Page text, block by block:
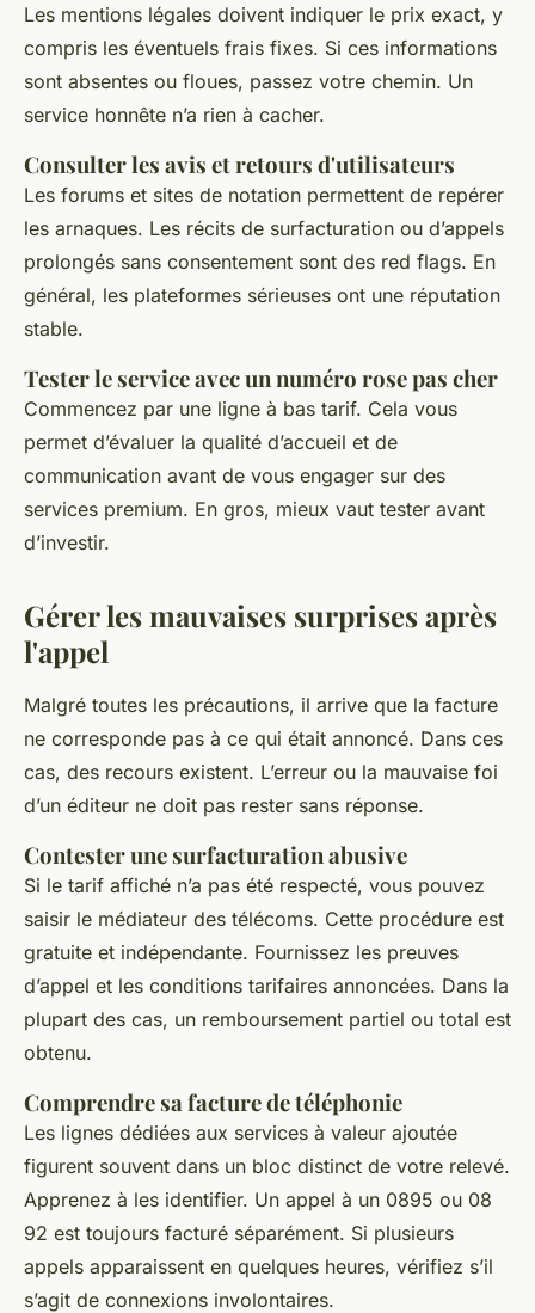
Les mentions légales doivent indiquer le prix exact, y
compris les éventuels frais fixes. Si ces informations
sont absentes ou floues, passez votre chemin. Un
service honnête n’a rien à cacher.
Consulter les avis et retours d'utilisateurs
Les forums et sites de notation permettent de repérer
les arnaques. Les récits de surfacturation ou d’appels
prolongés sans consentement sont des red flags. En
général, les plateformes sérieuses ont une réputation
stable.
Tester le service avec un numéro rose pas cher
Commencez par une ligne à bas tarif. Cela vous
permet d’évaluer la qualité d’accueil et de
communication avant de vous engager sur des
services premium. En gros, mieux vaut tester avant
d’investir.
Gérer les mauvaises surprises après
l'appel
Malgré toutes les précautions, il arrive que la facture
ne corresponde pas à ce qui était annoncé. Dans ces
cas, des recours existent. L’erreur ou la mauvaise foi
d’un éditeur ne doit pas rester sans réponse.
Contester une surfacturation abusive
Si le tarif affiché n’a pas été respecté, vous pouvez
saisir le médiateur des télécoms. Cette procédure est
gratuite et indépendante. Fournissez les preuves
d’appel et les conditions tarifaires annoncées. Dans la
plupart des cas, un remboursement partiel ou total est
obtenu.
Comprendre sa facture de téléphonie
Les lignes dédiées aux services à valeur ajoutée
figurent souvent dans un bloc distinct de votre relevé.
Apprenez à les identifier. Un appel à un 0895 ou 08
92 est toujours facturé séparément. Si plusieurs
appels apparaissent en quelques heures, vérifiez s’il
s’agit de connexions involontaires.